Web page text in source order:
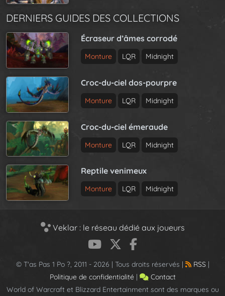
DERNIERS GUIDES DES COLLECTIONS
Écraseur d’âmes corrodé
Monture LQR Midnight
Croc-du-ciel dos-pourpre
Monture LQR Midnight
Croc-du-ciel émeraude
Monture LQR Midnight
Reptile venimeux
Monture LQR Midnight
Veklar : le réseau dédié aux joueurs
© T'as Pas 1 Po ?, 2011 - 2026 | Tous droits réservés | RSS|
Politique de confidentialité|
Contact
World of Warcraft et Blizzard Entertainment sont des marques ou